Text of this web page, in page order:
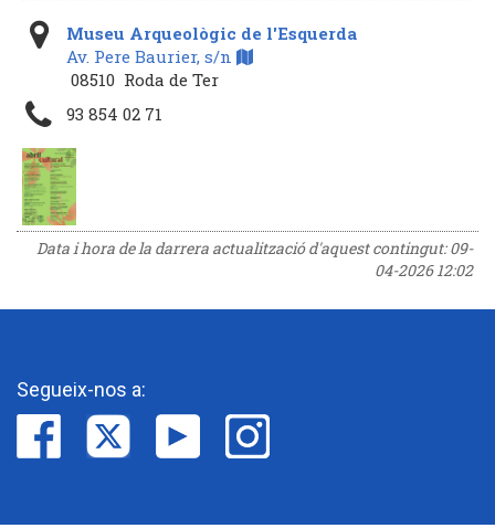
Museu Arqueològic de l'Esquerda
Av. Pere Baurier, s/n
08510 Roda de Ter
93 854 02 71
Data i hora de la darrera actualització d'aquest contingut:09-
04-2026 12:02
Segueix-nos a: